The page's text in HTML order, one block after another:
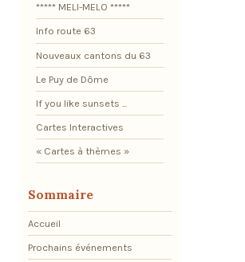
***** MELI-MELO *****
Info route 63
Nouveaux cantons du 63
Le Puy de Dôme
If you like sunsets ...
Cartes Interactives
« Cartes à thèmes »
Sommaire
Accueil
Prochains événements